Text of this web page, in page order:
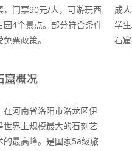
，门票90元/人，可游玩西
4个景点。部分符合条件
票政策。
成
学
石
窟概况
河南省洛阳市洛龙区伊
界上规模最大的石刻艺
最高峰。是国家5a级旅